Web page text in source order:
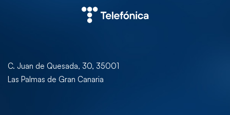
C. Juan de Quesada, 30, 35001
Las Palmas de Gran Canaria